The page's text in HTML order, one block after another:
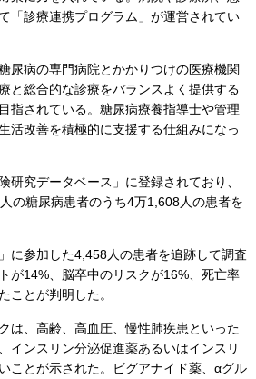
「診療連携プログラム」が運営されてい
尿病の専門病院とかかりつけの医療機関
と総合的な診療をバランスよく提供する
指されている。糖尿病療養指導士や管理
活改善を積極的に支援する仕組みになっ
究データベース」に登録されており、
の糖尿病患者のうち4万1,608人の患者を
に参加した4,458人の患者を追跡して調査
が14%、脳卒中のリスクが16%、死亡率
ことが判明した。
は、高齢、高血圧、慢性肺疾患といった
インスリン分泌促進薬あるいはインスリ
ことが示された。ビグアナイド薬、αグル